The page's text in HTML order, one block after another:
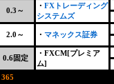
0.3～
・ FXトレーディング
システムズ
2.0～ ・ マネックス証券
0.6固定
・FXCM[プレミア
ム]